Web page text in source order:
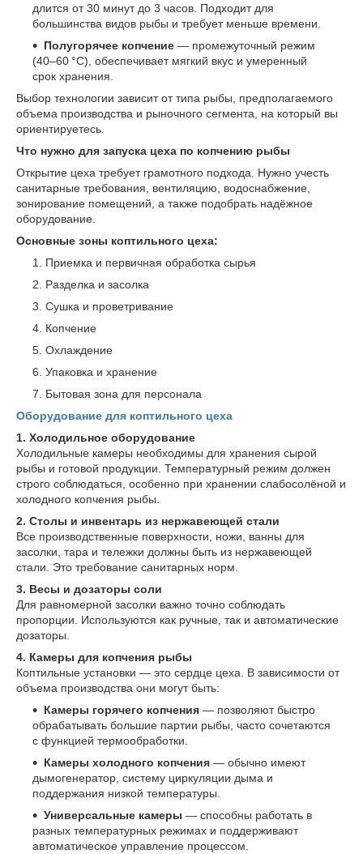
длится от 30 минут до 3 часов. Подходит для
большинства видов рыбы и требует меньше времени.
Полугорячее копчение — промежуточный режим
(40–60 °C), обеспечивает мягкий вкус и умеренный
срок хранения.
Выбор технологии зависит от типа рыбы, предполагаемого
объема производства и рыночного сегмента, на который вы
ориентируетесь.
Что нужно для запуска цеха по копчению рыбы
Открытие цеха требует грамотного подхода. Нужно учесть
санитарные требования, вентиляцию, водоснабжение,
зонирование помещений, а также подобрать надёжное
оборудование.
Основные зоны коптильного цеха:
Приемка и первичная обработка сырья
Разделка и засолка
Сушка и проветривание
Копчение
Охлаждение
Упаковка и хранение
Бытовая зона для персонала
Оборудование для коптильного цеха
1. Холодильное оборудование
Холодильные камеры необходимы для хранения сырой
рыбы и готовой продукции. Температурный режим должен
строго соблюдаться, особенно при хранении слабосолёной и
холодного копчения рыбы.
2. Столы и инвентарь из нержавеющей стали
Все производственные поверхности, ножи, ванны для
засолки, тара и тележки должны быть из нержавеющей
стали. Это требование санитарных норм.
3. Весы и дозаторы соли
Для равномерной засолки важно точно соблюдать
пропорции. Используются как ручные, так и автоматические
дозаторы.
4. Камеры для копчения рыбы
Коптильные установки — это сердце цеха. В зависимости от
объема производства они могут быть:
Камеры горячего копчения — позволяют быстро
обрабатывать большие партии рыбы, часто сочетаются
с функцией термообработки.
Камеры холодного копчения — обычно имеют
дымогенератор, систему циркуляции дыма и
поддержания низкой температуры.
Универсальные камеры — способны работать в
разных температурных режимах и поддерживают
автоматическое управление процессом.